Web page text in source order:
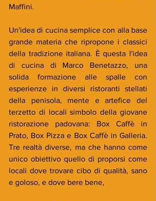
Maffini.
Un'idea di cucina semplice con alla base
grande materia che ripropone i classici
della tradizione italiana. È questa l'idea
di cucina di Marco Benetazzo, una
solida formazione alle spalle con
esperienze in diversi ristoranti stellati
della penisola, mente e artefice del
terzetto di locali simbolo della giovane
ristorazione padovana: Box Caffè in
Prato, Box Pizza e Box Caffè in Galleria.
Tre realtà diverse, ma che hanno come
unico obiettivo quello di proporsi come
locali dove trovare cibo di qualità, sano
e goloso, e dove bere bene,